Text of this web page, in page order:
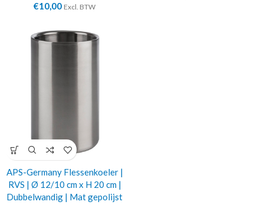
€10,00 Excl. BTW
APS-Germany Flessenkoeler |
RVS | Ø 12/10 cm x H 20 cm |
Dubbelwandig | Mat gepolijst